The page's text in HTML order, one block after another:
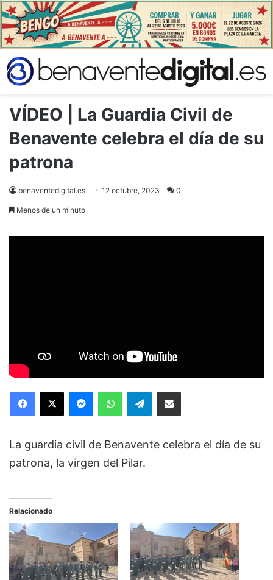
VÍDEO | La Guardia Civil de
Benavente celebra el día de su
patrona
benaventedigital.es 12 octubre, 2023 0
Menos de un minuto
Facebook
X MessengerWhatsAppTelegramCompartir via Email
La guardia civil de Benavente celebra el día de su
patrona, la virgen del Pilar.
Relacionado